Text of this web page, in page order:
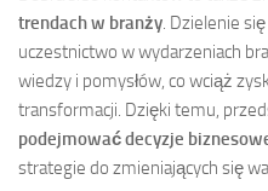
trendach w branży. Dzielenie
uczestnictwo w wydarzeniach
wiedzy i pomysłów, co wciąż
transformacji. Dzięki temu,
podejmować decyzje
strategie do zmieniających się